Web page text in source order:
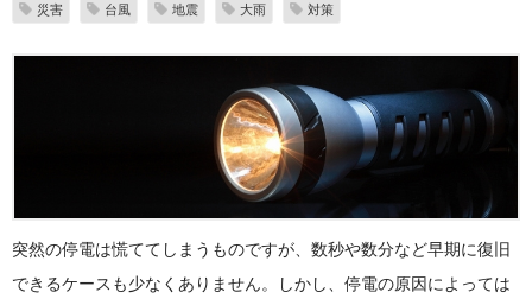
災害 台風 地震 大雨 対策
突然の停電は慌ててしまうものですが、数秒や数分など早期に復旧
できるケースも少なくありません。しかし、停電の原因によっては